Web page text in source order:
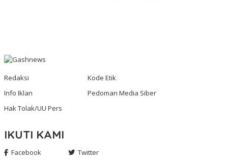
Redaksi
Kode Etik
Info Iklan
Pedoman Media Siber
Hak Tolak/UU Pers
IKUTI KAMI
Facebook
Twitter